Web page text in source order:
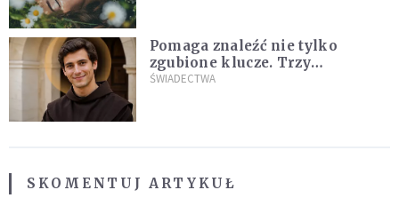
Pomaga znaleźć nie tylko
zgubione klucze. Trzy
niezwykłe świadectwa o
ŚWIADECTWA
SKOMENTUJ ARTYKUŁ